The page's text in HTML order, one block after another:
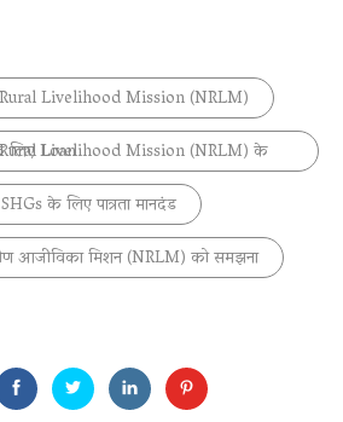
Livelihood Mission (NRLM)
शुरू करने के लिए Loan
के लिए पात्रता मानदंड
आजीविका मिशन (NRLM) को समझना